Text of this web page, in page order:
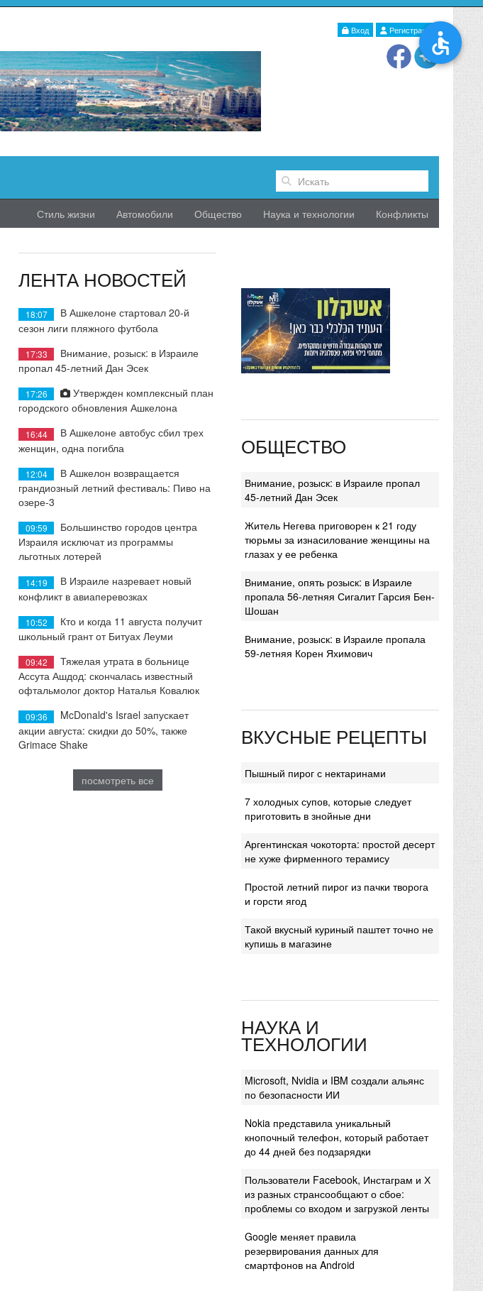
Вход Регистрация
Стиль жизни Автомобили Общество Наука и технологии Конфликты
ЛЕНТА НОВОСТЕЙ
18:07
В Ашкелоне стартовал 20-й
сезон лиги пляжного футбола
17:33
Внимание, розыск: в Израиле
пропал 45-летний Дан Эсек
17:26
Утвержден комплексный план
городского обновления Ашкелона
16:44
В Ашкелоне автобус сбил трех
женщин, одна погибла
12:04
В Ашкелон возвращается
грандиозный летний фестиваль: Пиво на
озере-3
09:59
Большинство городов центра
Израиля исключат из программы
льготных лотерей
14:19
В Израиле назревает новый
конфликт в авиаперевозках
10:52
Кто и когда 11 августа получит
школьный грант от Битуах Леуми
09:42
Тяжелая утрата в больнице
Ассута Ашдод: скончалась известный
офтальмолог доктор Наталья Ковалюк
09:36
McDonald's Israel запускает
акции августа: скидки до 50%, также
Grimace Shake
посмотреть все
ОБЩЕСТВО
Внимание, розыск: в Израиле пропал
45-летний Дан Эсек
Житель Негева приговорен к 21 году
тюрьмы за изнасилование женщины на
глазах у ее ребенка
Внимание, опять розыск: в Израиле
пропала 56-летняя Сигалит Гарсия Бен-
Шошан
Внимание, розыск: в Израиле пропала
59-летняя Корен Яхимович
ВКУСНЫЕ РЕЦЕПТЫ
Пышный пирог с нектаринами
7 холодных супов, которые следует
приготовить в знойные дни
Аргентинская чокоторта: простой десерт
не хуже фирменного терамису
Простой летний пирог из пачки творога
и горсти ягод
Такой вкусный куриный паштет точно не
купишь в магазине
НАУКА И
ТЕХНОЛОГИИ
Microsoft, Nvidia и IBM создали альянс
по безопасности ИИ
Nokia представила уникальный
кнопочный телефон, который работает
до 44 дней без подзарядки
Пользователи Facebook, Инстаграм и Х
из разных странсообщают о сбое:
проблемы со входом и загрузкой ленты
Google меняет правила
резервирования данных для
смартфонов на Android